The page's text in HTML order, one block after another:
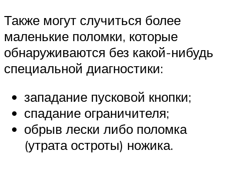
Также могут случиться более
маленькие поломки, которые
обнаруживаются без какой-нибудь
специальной диагностики:
западание пусковой кнопки;
спадание ограничителя;
обрыв лески либо поломка
(утрата остроты) ножика.